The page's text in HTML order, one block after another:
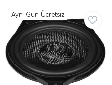
Aynı Gün Ücretsiz